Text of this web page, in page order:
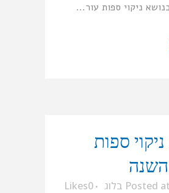
ניקוי ספות עור...
ניקוי ספות
Posted בלוג 0
Likes